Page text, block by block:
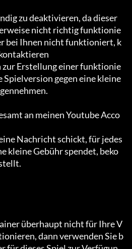
zu deaktivieren, da dieser
nicht richtig funktionie
bei Ihnen nicht funktioniert, k
zur Erstellung einer funktionie
gegen eine kleine
an meinen Youtube Acco
Nachricht schickt, für jedes
kleine Gebühr spendet, beko
überhaupt nicht für Ihre V
dann verwenden Sie b